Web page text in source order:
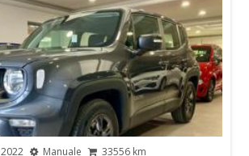
2022 Manuale 33556 km